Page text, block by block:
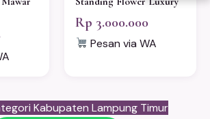
Rp 3.000.000
Pesan via WA
Kabupaten Lampung Timur